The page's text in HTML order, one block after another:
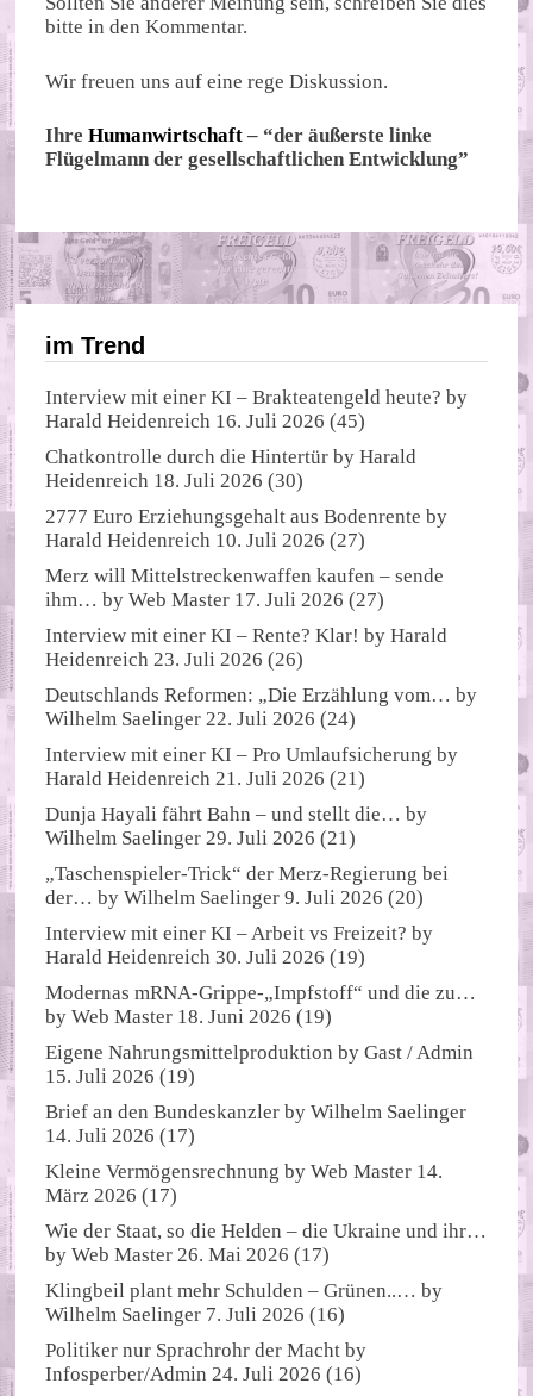
bitte in den Kommentar.
Wir freuen uns auf eine rege Diskussion.
IhreHumanwirtschaft – “der äußerste linke
Flügelmann der gesellschaftlichen Entwicklung”
im Trend
Interview mit einer KI – Brakteatengeld heute? by
Harald Heidenreich 16. Juli 2026 (45)
Chatkontrolle durch die Hintertür byHarald
Heidenreich 18. Juli 2026 (30)
2777 Euro Erziehungsgehalt aus Bodenrente by
Harald Heidenreich 10. Juli 2026 (27)
Merz will Mittelstreckenwaffen kaufen – sende
ihm… byWeb Master 17. Juli 2026 (27)
Interview mit einer KI – Rente? Klar! byHarald
Heidenreich 23. Juli 2026 (26)
Deutschlands Reformen: „Die Erzählung vom… by
Wilhelm Saelinger 22. Juli 2026 (24)
Interview mit einer KI – Pro Umlaufsicherung by
Harald Heidenreich 21. Juli 2026 (21)
Dunja Hayali fährt Bahn – und stellt die… by
Wilhelm Saelinger 29. Juli 2026 (21)
„Taschenspieler-Trick“ der Merz-Regierung bei
der… byWilhelm Saelinger 9. Juli 2026 (20)
Interview mit einer KI – Arbeit vs Freizeit? by
Harald Heidenreich 30. Juli 2026 (19)
Modernas mRNA-Grippe-„Impfstoff“ und die zu…
byWeb Master 18. Juni 2026 (19)
Eigene Nahrungsmittelproduktion byGast / Admin
15. Juli 2026 (19)
Brief an den Bundeskanzler byWilhelm Saelinger
14. Juli 2026 (17)
Kleine Vermögensrechnung byWeb Master 14.
März 2026 (17)
Wie der Staat, so die Helden – die Ukraine und ihr…
byWeb Master 26. Mai 2026 (17)
Klingbeil plant mehr Schulden – Grünen..… by
Wilhelm Saelinger 7. Juli 2026 (16)
Politiker nur Sprachrohr der Macht by
Infosperber/Admin 24. Juli 2026 (16)